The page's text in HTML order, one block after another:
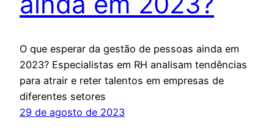
O que esperar da gestão de pessoas ainda em
2023? Especialistas em RH analisam tendências
para atrair e reter talentos em empresas de
diferentes setores
29 de agosto de 2023